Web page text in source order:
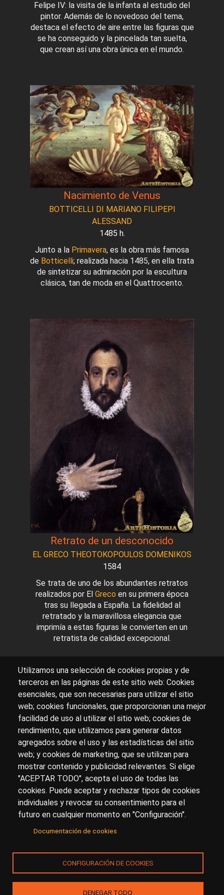
Felipe IV: la visita de la infanta al estudio del
pintor. Además de lo novedoso del tema,
destaca el efecto de aire entre las figuras que
se ha conseguido y la pincelada tan suelta,
que crean así una obra única en el mundo.
Nacimiento de Venus
BOTTICELLI DI MARIANO FILIPEPI
ALESSAND
1485 h.
Junto a la Primavera, es la obra más famosa
de Botticelli; realizada hacia 1485, en ella trata
de sintetizar su admiración por la escultura
clásica, tan de moda en el Quattrocento.
Retrato de un desconocido
EL GRECO THEOTOKOPOULOS DOMENIKOS
1584
Se trata de uno de los abundantes retratos
realizados por El Greco en su primera época
tras su llegada a España. La fidelidad al
retratado y la maravillosa elegancia que
imprimía a estas figuras le convierten en un
retratista de calidad excepcional.
Sobre artehistoria.com
Para ponerte en contacto con nosotros, escríbenos en
el formulario decontacto
Accesibilidad
Aviso Legal Privacidad
Utilizamos una selección de cookies propias y de
terceros en las páginas de este sitio web: Cookies
esenciales, que son necesarias para utilizar el sitio
web; cookies funcionales, que proporcionan una mejor
facilidad de uso al utilizar el sitio web; cookies de
rendimiento, que utilizamos para generar datos
agregados sobre el uso y las estadísticas del sitio
web; y cookies de marketing, que se utilizan para
mostrar contenido y publicidad relevantes. Si elige
"ACEPTAR TODO", acepta el uso de todas las
cookies. Puede aceptar y rechazar tipos de cookies
individuales y revocar su consentimiento para el
futuro en cualquier momento en "Configuración".
Documentación de cookies
CONFIGURACIÓN DE COOKIES
DENEGAR TODO
© Copyright 2017.arteHistoria&Toools, S.Lo sus
licenciantes son los propietarios de todos los derechos
de propiedad intelectual e industrial de:
(a) este sitio web publicado bajo el dominio
(b) todo el material publicado en artehistoria.com
(incluyendo, sin limitación, textos, imágenes, fotografías,
dibujos, música, marcas o logotipos, estructura y diseño
de la composición de cada una de las páginas